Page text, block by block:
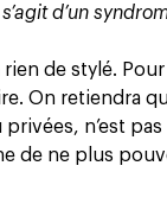
s’agit d’un
de stylé.
On retiendra
n’est
de ne plus